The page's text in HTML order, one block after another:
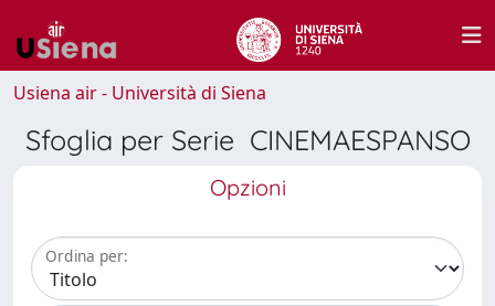
Usiena air - Università di Siena
Sfoglia per Serie CINEMAESPANSO
Opzioni
Ordina per: